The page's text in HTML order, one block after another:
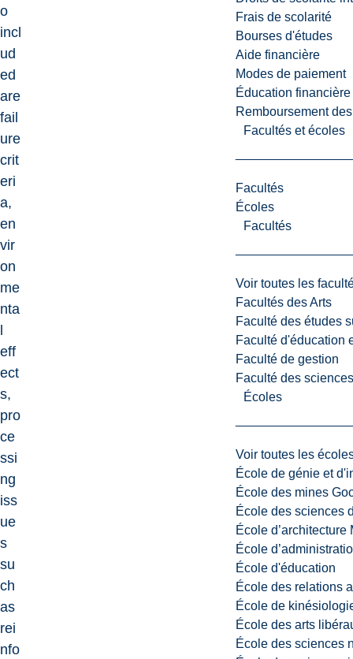
Frais de scolarité
Bourses d'études
Aide financière
Modes de paiement
Éducation financière
Remboursement
Facultés et écoles
Facultés
Écoles
Facultés
Voir toutes les
Facultés des Arts
Faculté des études
Faculté d'éducation
Faculté de gestion
Faculté des
Écoles
Voir toutes les
École de génie et
École des mines
École des sciences
École d’architecture
École
École d'éducation
École des relations
École de
École des arts
École des sciences
o
incl
ud
ed
are
fail
ure
crit
eri
a,
en
vir
on
me
nta
eff
ect
s,
pro
ce
ssi
ng
iss
ue
s
su
ch
as
rei
nfo